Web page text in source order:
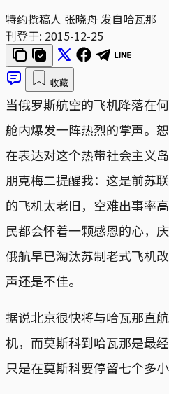
特约撰稿人 张晓舟 发自哈瓦那
刊登于: 2015-12-25
收藏
当俄罗斯航空的飞机降落在
舱内爆发一阵热烈的掌声。
在表达对这个热带社会主义
朋克梅二提醒我：这是前苏
的飞机太老旧，空难出事率
民都会怀着一颗感恩的心，
俄航早已淘汰苏制老式飞机
声还是不佳。
据说北京很快将与哈瓦那直
机，而莫斯科到哈瓦那是最
只是在莫斯科要停留七个多小